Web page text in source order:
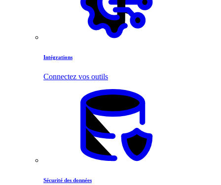
Intégrations
Connectez vos outils
Sécurité des données